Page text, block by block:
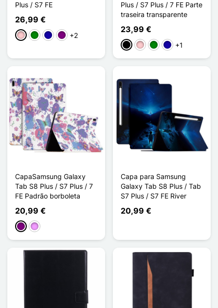
Plus / S7 FE
26,99 €
RosaVerdeAzul Escuro
Púrpura
+2
Plus / S7 Plus / 7 FE Parte
traseira transparente
23,99 €
PretoRosaVerdeAzul Escuro
+1
CapaSamsung Galaxy
Tab S8 Plus / S7 Plus / 7
FE Padrão borboleta
20,99 €
PúrpuraVioleta ligeira
Capa para Samsung
Galaxy Tab S8 Plus / Tab
S7 Plus / S7 FE River
20,99 €